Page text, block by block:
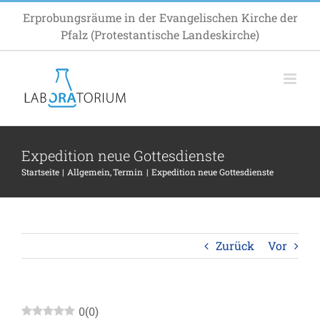
springen
Erprobungsräume in der Evangelischen Kirche der
Pfalz (Protestantische Landeskirche)
Expedition neue Gottesdienste
Startseite Allgemein Termin Expedition neue Gottesdienste
Zurück Vor
0(0)